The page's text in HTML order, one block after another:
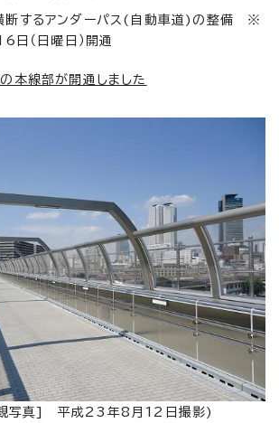
断するアンダーパス(自動車道)の整備 ※
（日曜日）開通
本線部が開通しました
写真] 平成23年8月12日撮影)